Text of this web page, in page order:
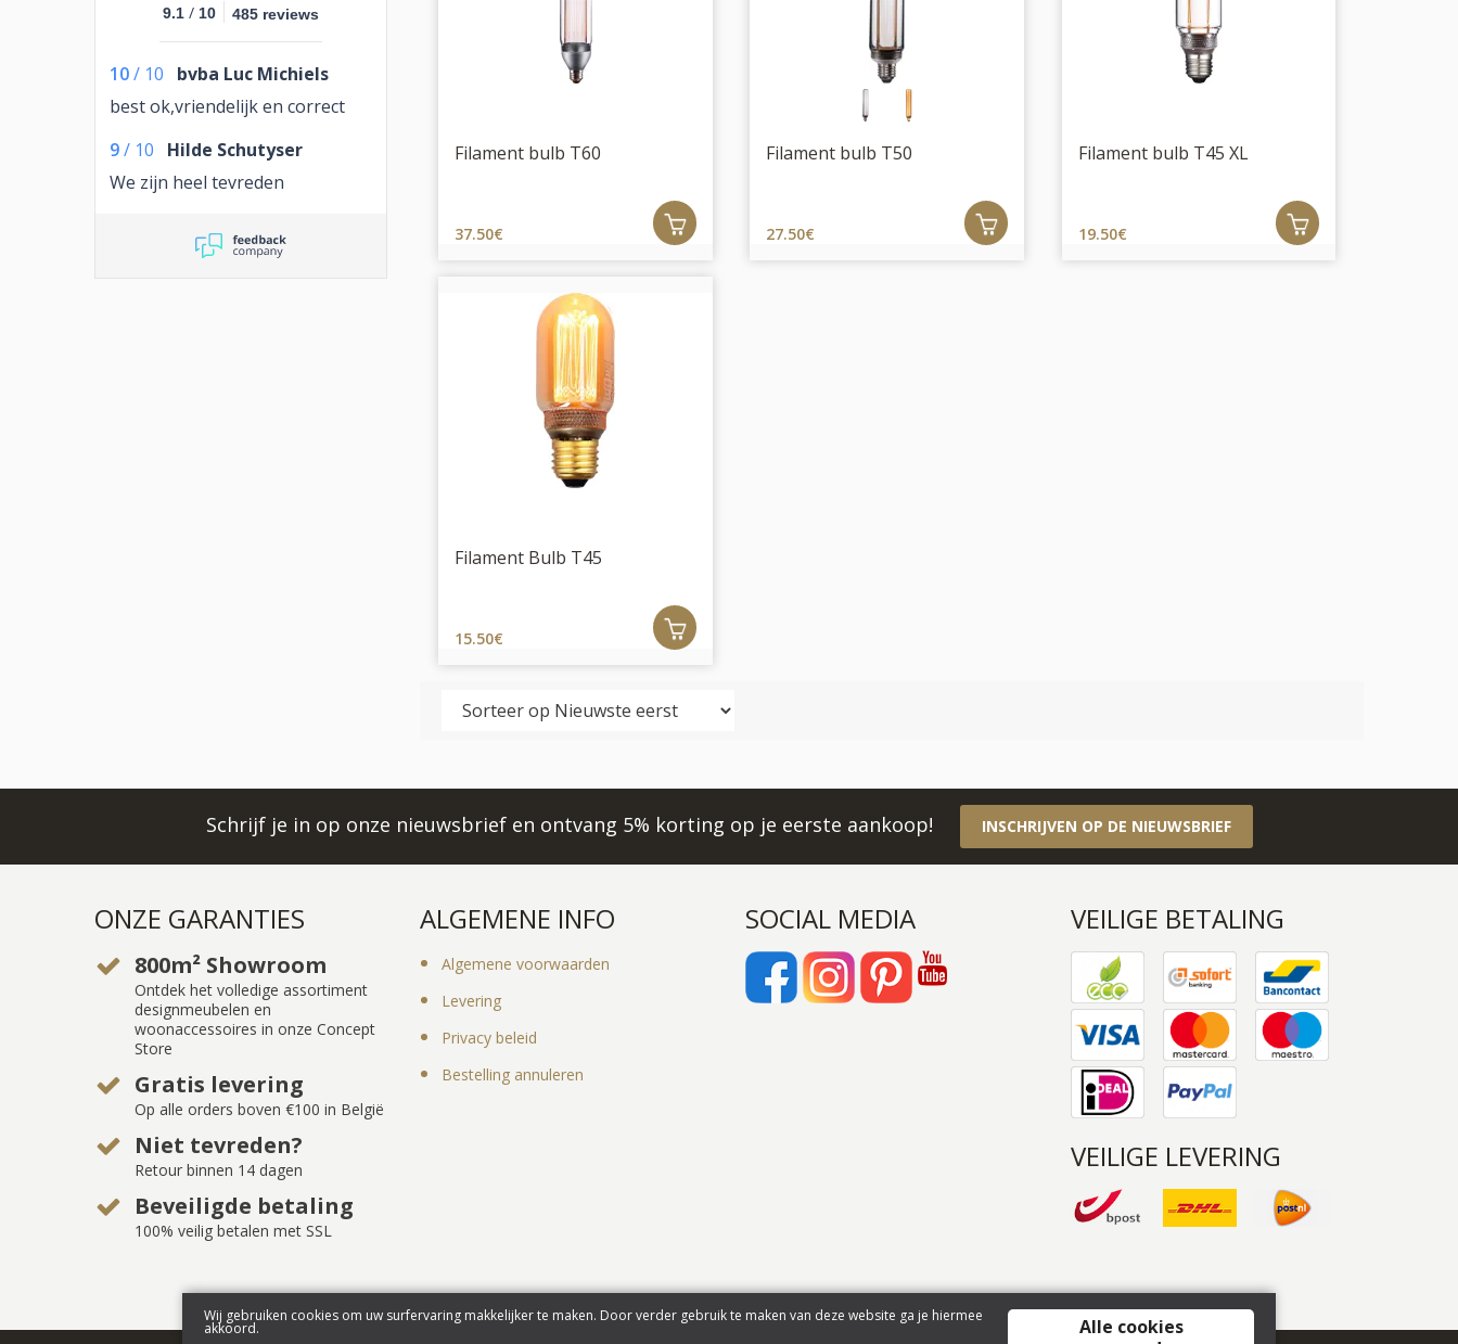
9.1 / 10 485 reviews
10/ 10
bvba Luc Michiels
best ok,vriendelijk en correct
9/ 10
Hilde Schutyser
We zijn heel tevreden
Filament bulb T60
37.50€
Filament bulb T50
27.50€
Filament bulb T45 XL
19.50€
Filament Bulb T45
15.50€
Schrijf je in op onze nieuwsbrief en ontvang 5% korting op je eerste aankoop! INSCHRIJVEN OP DE NIEUWSBRIEF
ONZE GARANTIES
800m² Showroom
Ontdek het volledige assortiment
designmeubelen en
woonaccessoires in onze Concept
Store
Gratis levering
Op alle orders boven €100 in België
Niet tevreden?
Retour binnen 14 dagen
Beveiligde betaling
100% veilig betalen met SSL
ALGEMENE INFO
Algemene voorwaarden
Levering
Privacy beleid
Bestelling annuleren
SOCIAL MEDIA VEILIGE BETALING
VEILIGE LEVERING
Wij gebruiken cookies om uw surfervaring makkelijker te maken. Door verder gebruik te maken van deze website ga je hiermee
akkoord.
Alle cookies